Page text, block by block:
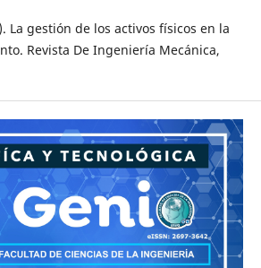
La gestión de los activos físicos en la
Revista De Ingeniería Mecánica,